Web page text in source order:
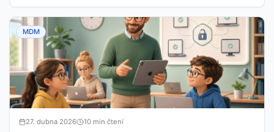
MDM
27. dubna 2026 10 min čtení